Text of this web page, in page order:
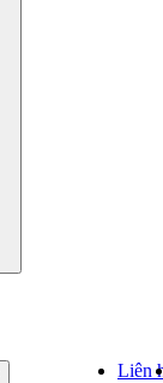
Liên